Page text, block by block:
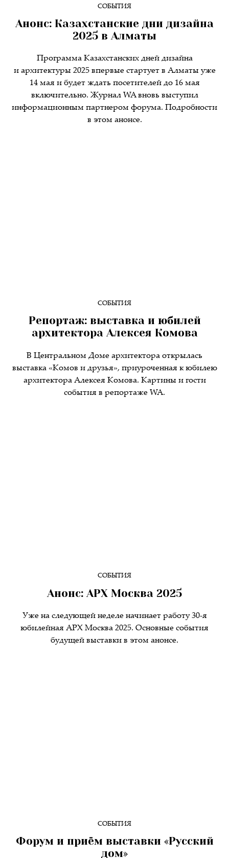
СОБЫТИЯ
Анонс: Казахстанские дни дизайна
2025 в Алматы
Программа Казахстанских дней дизайна
и архитектуры 2025 впервые стартует в Алматы уже
14 мая и будет ждать посетителей до 16 мая
включительно. Журнал WA вновь выступил
информационным партнером форума. Подробности
в этом анонсе.
СОБЫТИЯ
Репортаж: выставка и юбилей
архитектора Алексея Комова
В Центральном Доме архитектора открылась
выставка «Комов и друзья», приуроченная к юбилею
архитектора Алексея Комова. Картины и гости
события в репортаже WA.
СОБЫТИЯ
Анонс: АРХ Москва 2025
Уже на следующей неделе начинает работу 30-я
юбилейная АРХ Москва 2025. Основные события
будущей выставки в этом анонсе.
СОБЫТИЯ
Форум и приём выставки «Русский
дом»